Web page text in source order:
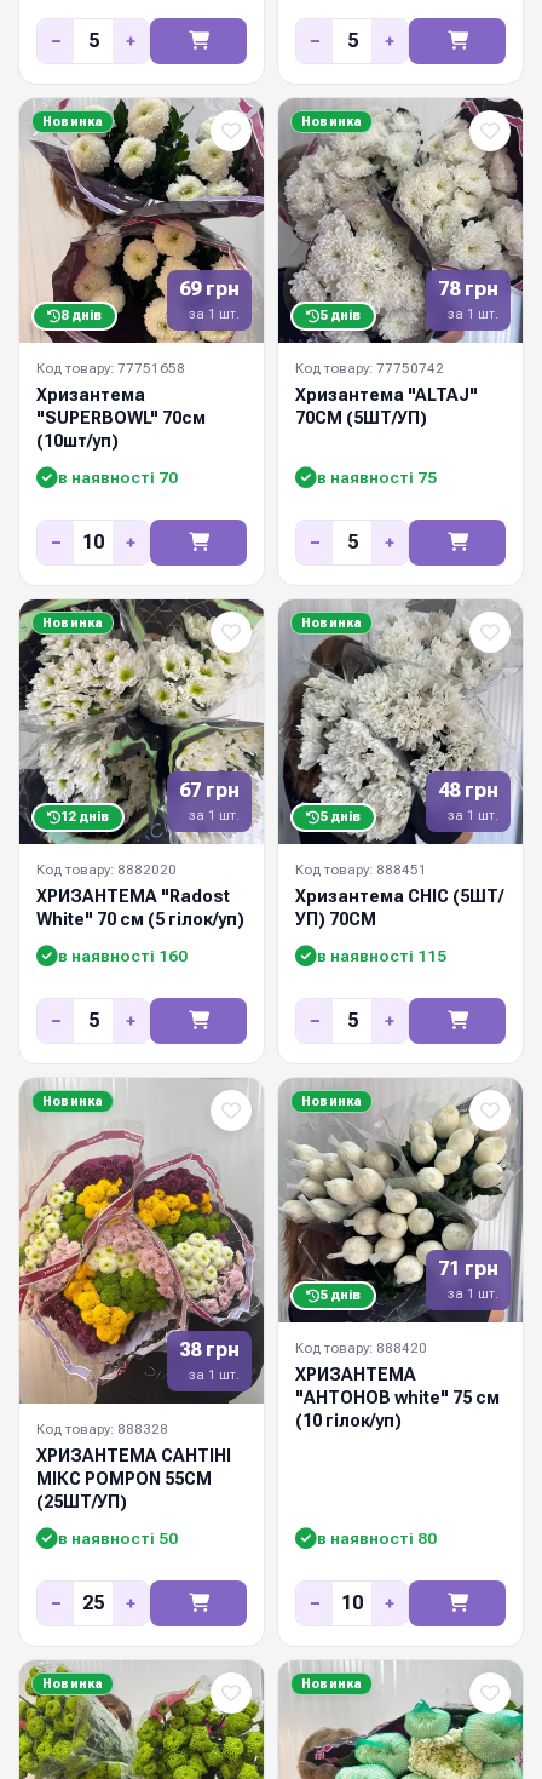
− + − +
69 грн
за 1 шт.
Новинка
8 днів
Код товару: 77751658
Хризантема
"SUPERBOWL" 70см
(10шт/уп)
в наявності 70
− +
78 грн
за 1 шт.
Новинка
5 днів
Код товару: 77750742
Хризантема "ALTAJ"
70СМ (5ШТ/УП)
в наявності 75
− +
67 грн
за 1 шт.
Новинка
12 днів
Код товару: 8882020
ХРИЗАНТЕМА "Radost
White" 70 см (5 гілок/уп)
в наявності 160
− +
48 грн
за 1 шт.
Новинка
5 днів
Код товару: 888451
Хризантема CHIC (5ШТ/
УП) 70СМ
в наявності 115
− +
38 грн
за 1 шт.
Новинка
Код товару: 888328
ХРИЗАНТЕМА САНТІНІ
МІКС POMPON 55СМ
(25ШТ/УП)
в наявності 50
− +
71 грн
за 1 шт.
Новинка
5 днів
Код товару: 888420
ХРИЗАНТЕМА
"АНТОНОВ white" 75 см
(10 гілок/уп)
в наявності 80
− +
Новинка Новинка